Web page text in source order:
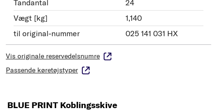
Tandantal
24
Vægt [kg]
1,140
til original-nummer
025 141 031 HX
Vis originale reservedelsnumre
Passende køretøjstyper
BLUE PRINT Koblingsskive